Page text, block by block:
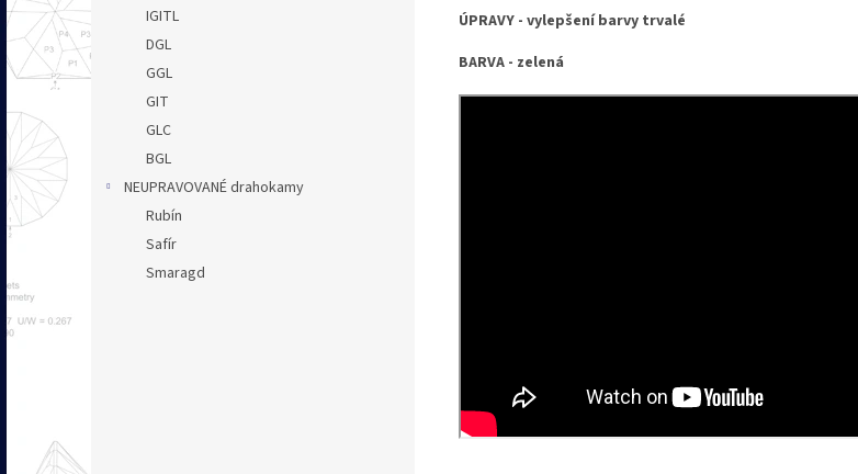
IGITL
DGL
GGL
GIT
GLC
BGL
NEUPRAVOVANÉ drahokamy
Rubín
Safír
Smaragd
ÚPRAVY - vylepšení barvy trvalé
BARVA - zelená